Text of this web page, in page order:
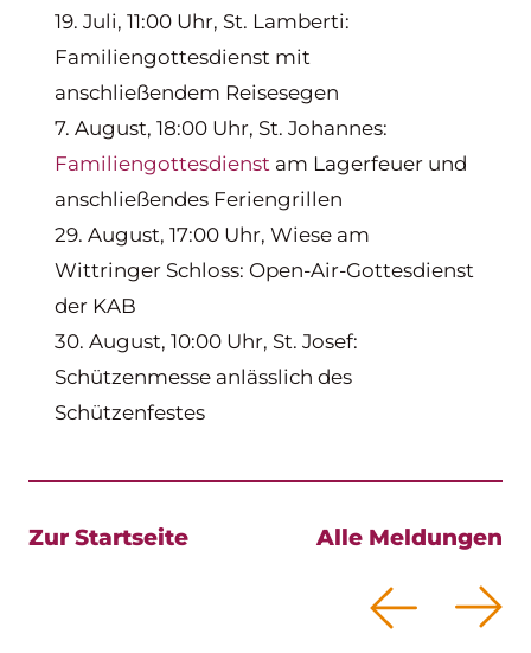
19. Juli, 11:00 Uhr, St. Lamberti:
Familiengottesdienst mit
anschließendem Reisesegen
7. August, 18:00 Uhr, St. Johannes:
Familiengottesdienst am Lagerfeuer und
anschließendes Feriengrillen
29. August, 17:00 Uhr, Wiese am
Wittringer Schloss: Open-Air-Gottesdienst
der KAB
30. August, 10:00 Uhr, St. Josef:
Schützenmesse anlässlich des
Schützenfestes
Zur Startseite Alle Meldungen